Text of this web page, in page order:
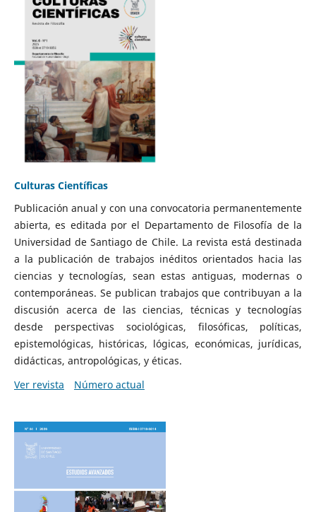
Culturas Científicas
Publicación anual y con una convocatoria permanentemente
abierta, es editada por el Departamento de Filosofía de la
Universidad de Santiago de Chile. La revista está destinada
a la publicación de trabajos inéditos orientados hacia las
ciencias y tecnologías, sean estas antiguas, modernas o
contemporáneas. Se publican trabajos que contribuyan a la
discusión acerca de las ciencias, técnicas y tecnologías
desde perspectivas sociológicas, filosóficas, políticas,
epistemológicas, históricas, lógicas, económicas, jurídicas,
didácticas, antropológicas, y éticas.
Ver revista
Número actual